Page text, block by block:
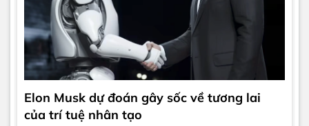
Elon Musk dự đoán gây sốc về tương lai
của trí tuệ nhân tạo